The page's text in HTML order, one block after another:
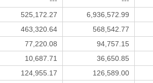
525,172.27 6,936,572.99
463,320.64 568,542.77
77,220.08 94,757.15
10,687.71 36,650.85
124,955.17 126,589.00